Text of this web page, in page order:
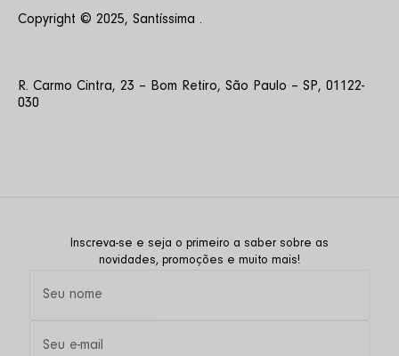
Copyright © 2025, Santíssima .
R. Carmo Cintra, 23 – Bom Retiro, São Paulo – SP, 01122-
030
Inscreva-se e seja o primeiro a saber sobre as
novidades, promoções e muito mais!